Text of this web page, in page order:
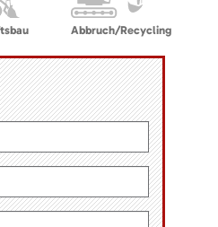
Abbruch/Recycling